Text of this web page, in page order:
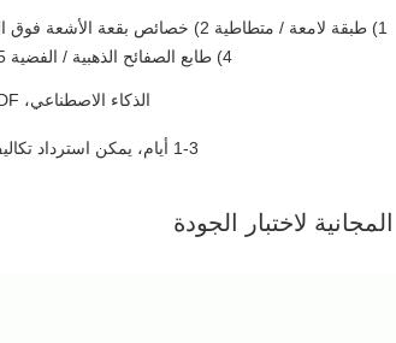
1) طبقة لامعة / متطاطية 2) خصائص بقعة الأشعة فوق البنفسجية
4) طابع الصفائح الذهبية / الفضية 5) التلوين
الذكاء الاصطناعي، CDR، PDF
1-3 أيام، يمكن استرداد تكاليف العينة.
لاختبار الجودة